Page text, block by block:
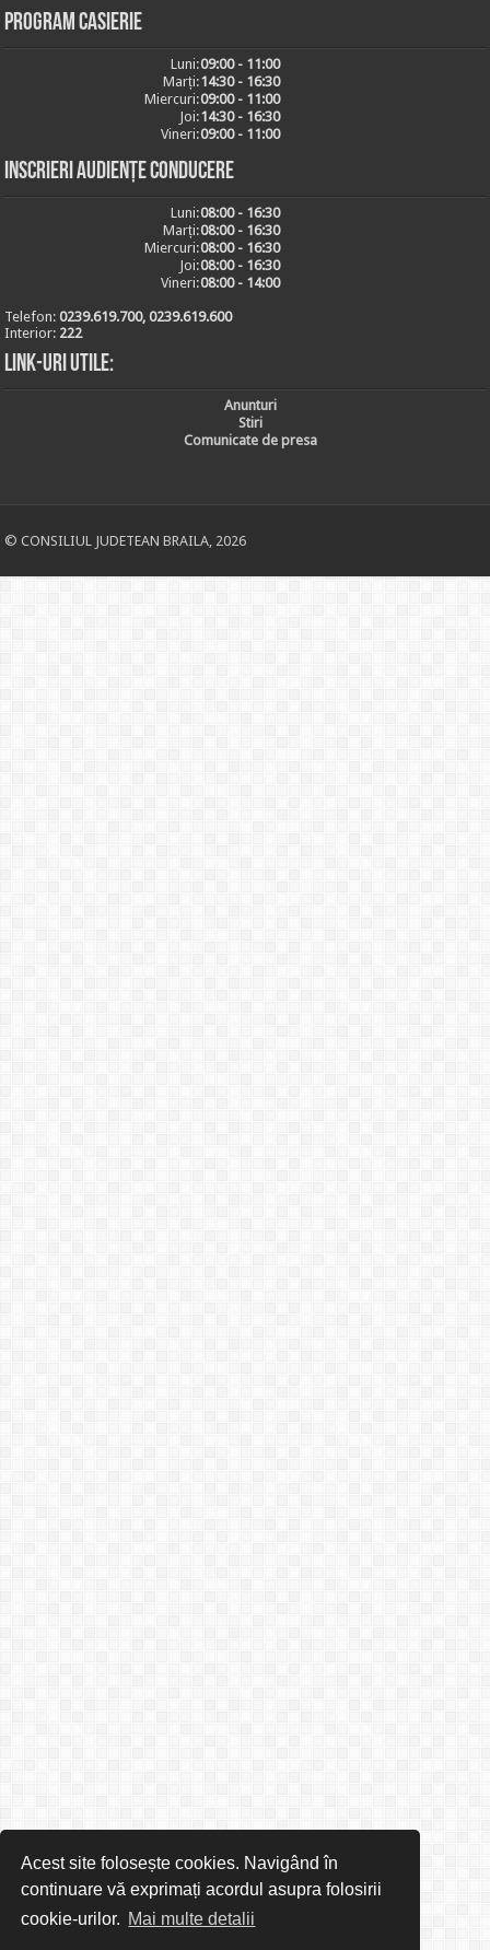
Acest site folosește cookies. Navigând în
continuare vă exprimați acordul asupra folosirii
cookie-urilor. Mai multe detalii
Program casierie
Luni:09:00 - 11:00
Marți:14:30 - 16:30
Miercuri:09:00 - 11:00
Joi:14:30 - 16:30
Vineri:09:00 - 11:00
Inscrieri audiențe conducere
Luni:08:00 - 16:30
Marți:08:00 - 16:30
Miercuri:08:00 - 16:30
Joi:08:00 - 16:30
Vineri:08:00 - 14:00
Telefon:0239.619.700, 0239.619.600
Interior: 222
Link-uri utile:
Anunturi
Stiri
Comunicate de presa
© CONSILIUL JUDETEAN BRAILA, 2026